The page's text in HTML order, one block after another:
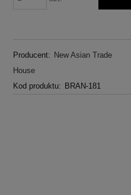
Producent: New Asian Trade
House
Kod produktu: BRAN-181